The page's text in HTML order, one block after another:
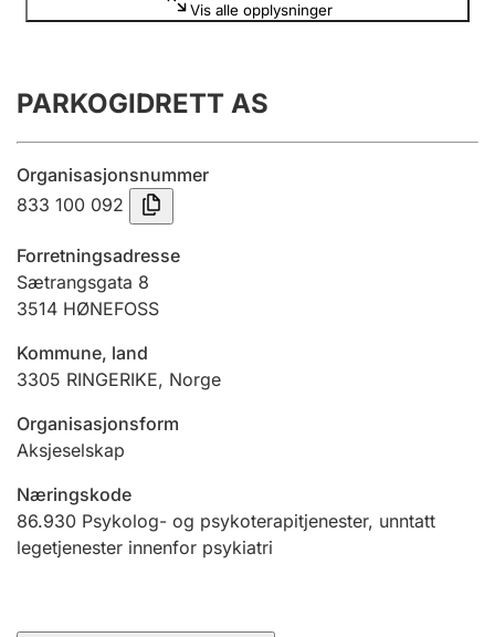
Årsregnskap
Innsending og forsinkelsesgebyr
Tinglysing
Jeger
Ektepaktveileder
Offentlig sektor
Vis alle opplysninger
PARKOGIDRETT AS
Organisasjonsnummer
833 100 092
Forretningsadresse
Sætrangsgata 8
3514 HØNEFOSS
Kommune, land
3305 RINGERIKE, Norge
Organisasjonsform
Aksjeselskap
Næringskode
86.930 Psykolog- og psykoterapitjenester, unntatt
legetjenester innenfor psykiatri